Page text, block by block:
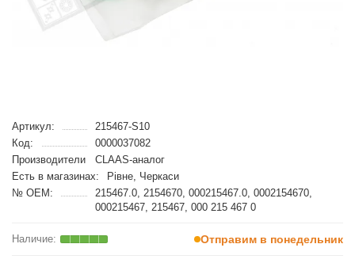
Артикул:
215467-S10
Код:
0000037082
Производители
CLAAS-аналог
Есть в магазинах:
Рівне, Черкаси
№ OEM:
215467.0, 2154670, 000215467.0, 0002154670,
000215467, 215467, 000 215 467 0
Отправим в понедельник